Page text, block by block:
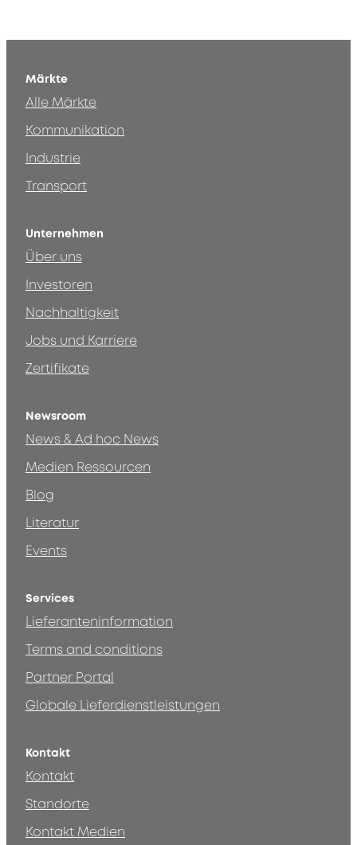
Märkte
Alle Märkte
Kommunikation
Industrie
Transport
Unternehmen
Über uns
Investoren
Nachhaltigkeit
Jobs und Karriere
Zertifikate
Newsroom
News & Ad hoc News
Medien Ressourcen
Blog
Literatur
Events
Services
Lieferanteninformation
Terms and conditions
Partner Portal
Globale Lieferdienstleistungen
Kontakt
Kontakt
Standorte
Kontakt Medien